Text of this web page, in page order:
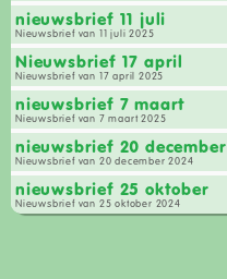
nieuwsbrief 11 juli
Nieuwsbrief van 11 juli 2025
Nieuwsbrief 17 april
Nieuwsbrief van 17 april 2025
nieuwsbrief 7 maart
Nieuwsbrief van 7 maart 2025
nieuwsbrief 20 december
Nieuwsbrief van 20 december 2024
nieuwsbrief 25 oktober
Nieuwsbrief van 25 oktober 2024